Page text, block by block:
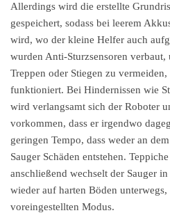
Allerdings wird die erstellte
gespeichert, sodass bei leerem
wird, wo der kleine Helfer auch
wurden Anti-Sturzsensoren
Treppen oder Stiegen zu
funktioniert. Bei Hindernissen wie
wird verlangsamt sich der Roboter
vorkommen, dass er irgendwo
geringen Tempo, dass weder an
Sauger Schäden entstehen.
anschließend wechselt der Sauger
wieder auf harten Böden
voreingestellten Modus.